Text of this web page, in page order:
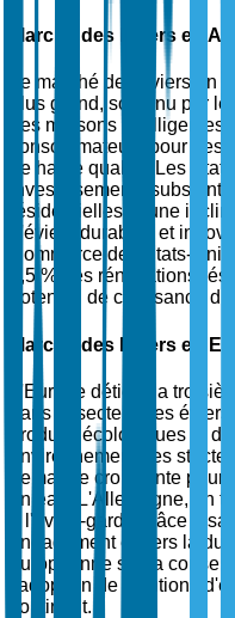
Marché des Éviers en
Le marché des éviers en
plus grand, soutenu par
des maisons intelligentes
consommateurs pour
de haute qualité. Les
investissements
résidentielles et une
d'éviers durables et
Commerce des États-
5,5 % des rénovations
potentiel de croissance
Marché des Éviers en
L'Europe détient la
dans le secteur des
produits écologiques et
environnementales
demande croissante
en eau. L'Allemagne, en
à l'avant-garde grâce à
engagement envers la
européenne sur la
l'adoption de solutions
continent.